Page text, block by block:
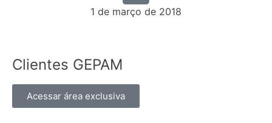
1 de março de 2018
Clientes GEPAM
Acessar área exclusiva